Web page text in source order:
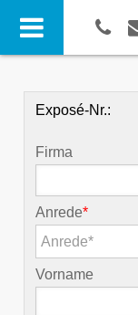
Exposé-Nr.:
Firma
Anrede*
Anrede*
Vorname